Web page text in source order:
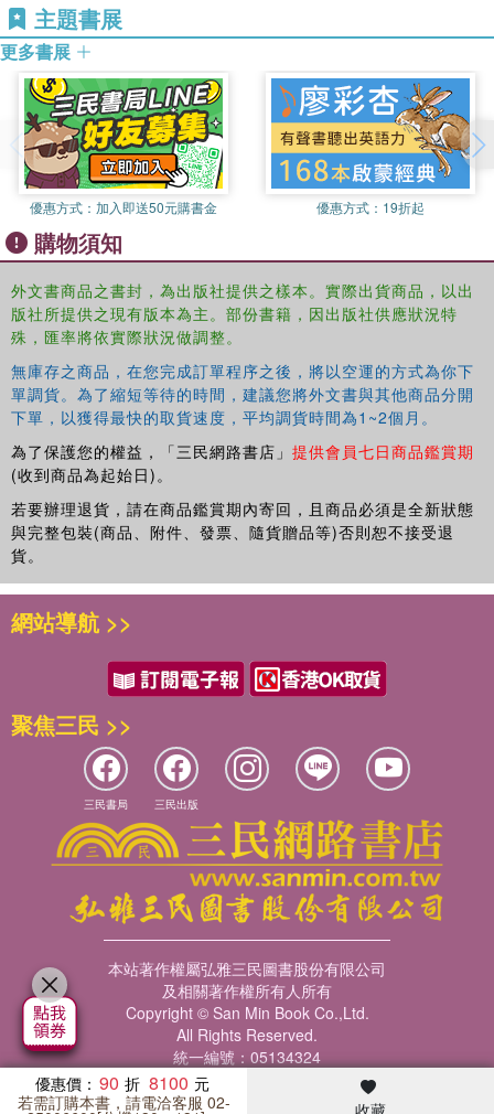
reconstruction with contemporary phenomena of
transnationalization, diasporization, and globalization.
主題書展
更多書展
優惠方式： 加入即送50元購書金 優惠方式： 19折起
購物須知
外文書商品之書封，為出版社提供之樣本。實際出貨商品，以出
版社所提供之現有版本為主。部份書籍，因出版社供應狀況特
殊，匯率將依實際狀況做調整。
無庫存之商品，在您完成訂單程序之後，將以空運的方式為你下
單調貨。為了縮短等待的時間，建議您將外文書與其他商品分開
下單，以獲得最快的取貨速度，平均調貨時間為1~2個月。
為了保護您的權益，「三民網路書店」 提供會員七日商品鑑賞期
(收到商品為起始日)。
若要辦理退貨，請在商品鑑賞期內寄回，且商品必須是全新狀態
與完整包裝(商品、附件、發票、隨貨贈品等)否則恕不接受退
貨。
優惠價： 90 8100
若需訂購本書，請電洽客服 02- 收藏
網站導航 >>
聚焦三民 >>
三民書局 三民出版
本站著作權屬弘雅三民圖書股份有限公司
及相關著作權所有人所有
Copyright © San Min Book Co.,Ltd.
All Rights Reserved.
統一編號：05134324